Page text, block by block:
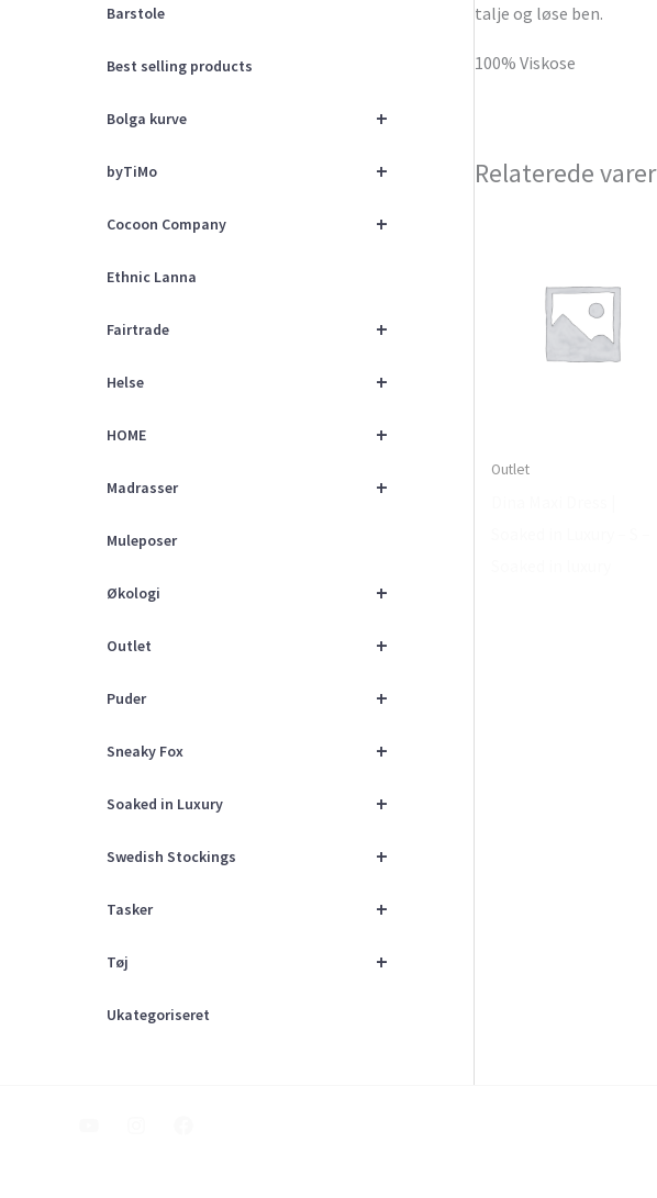
Barstole
Best selling products
+
Bolga kurve
+
byTiMo
+
Cocoon Company
Ethnic Lanna
+
Fairtrade
+
Helse
+
HOME
+
Madrasser
Muleposer
+
Økologi
+
Outlet
+
Puder
+
Sneaky Fox
+
Soaked in Luxury
+
Swedish Stockings
+
Tasker
+
Tøj
Ukategoriseret
talje og løse ben.
100% Viskose
Relaterede varer
Outlet